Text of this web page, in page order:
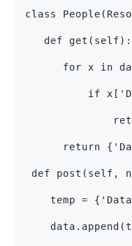
class
   def get(self):
for x in
if
return
def post(self,
temp =